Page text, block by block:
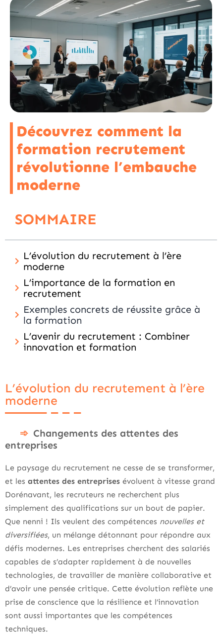
Découvrez comment la
formation recrutement
révolutionne l’embauche
moderne
SOMMAIRE
L’évolution du recrutement à l’ère
moderne
L’importance de la formation en
recrutement
Exemples concrets de réussite grâce à
la formation
L’avenir du recrutement : Combiner
innovation et formation
L’évolution du recrutement à l’ère
moderne
Changements des attentes des
entreprises
Le paysage du recrutement ne cesse de se transformer,
et les attentes des entreprises évoluent à vitesse grand
Dorénavant, les recruteurs ne recherchent plus
simplement des qualifications sur un bout de papier.
Que nenni ! Ils veulent des compétences nouvelles et
diversifiées, un mélange détonnant pour répondre aux
défis modernes. Les entreprises cherchent des salariés
capables de s’adapter rapidement à de nouvelles
technologies, de travailler de manière collaborative et
d’avoir une pensée critique. Cette évolution reflète une
prise de conscience que la résilience et l’innovation
sont aussi importantes que les compétences
techniques.